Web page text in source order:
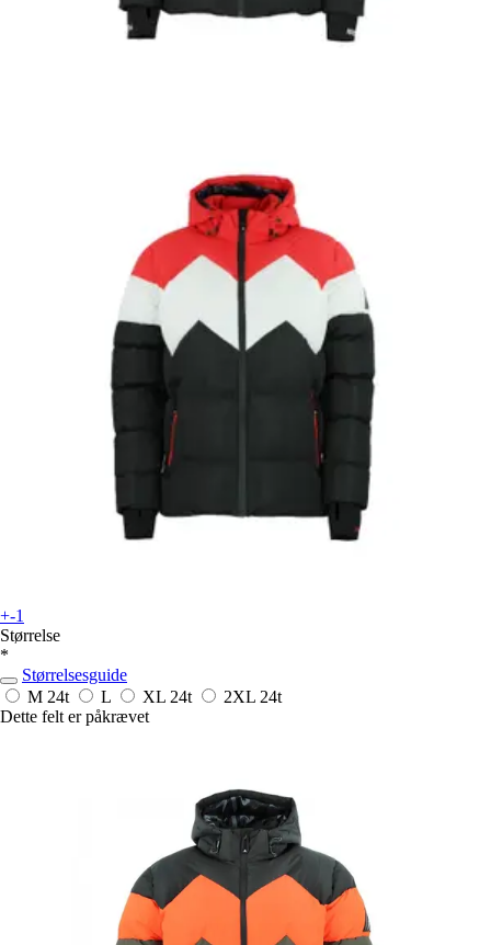
+-1
Størrelse
*
Størrelsesguide
M 24t L XL 24t 2XL 24t
Dette felt er påkrævet